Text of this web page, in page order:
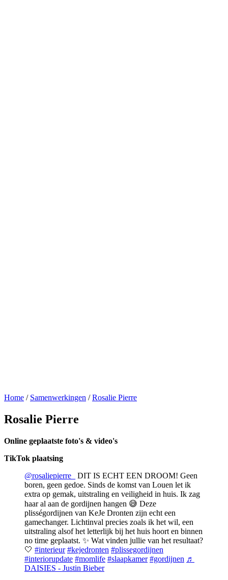
Home / Samenwerkingen / Rosalie Pierre
Rosalie Pierre
Online geplaatste foto's & video's
TikTok plaatsing
@rosaliepierre_
DIT IS ECHT EEN DROOM! Geen
boren, geen gedoe. Sinds de komst van Louen let ik
extra op gemak, uitstraling en veiligheid in huis. Ik zag
haar al aan de gordijnen hangen 😅 Deze
plisségordijnen van KeJe Dronten zijn echt een
gamechanger. Lichtinval precies zoals ik het wil, een
uitstraling alsof het letterlijk bij het huis hoort en binnen
no time geplaatst. ✨ Wat vinden jullie van het resultaat?
🤍 #interieur #kejedronten #plissegordijnen
#interiorupdate #momlife #slaapkamer #gordijnen ♬
DAISIES - Justin Bieber